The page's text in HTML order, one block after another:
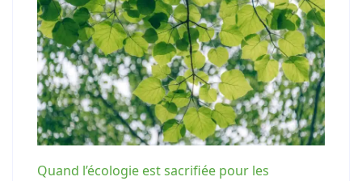
Quand l’écologie est sacrifiée pour les